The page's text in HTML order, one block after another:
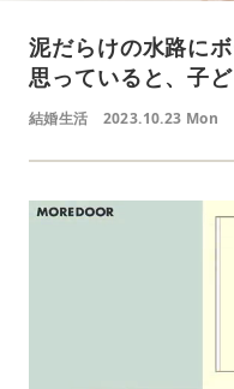
泥だらけの水路に
思っていると、子
結婚生活 2023.10.23 Mon